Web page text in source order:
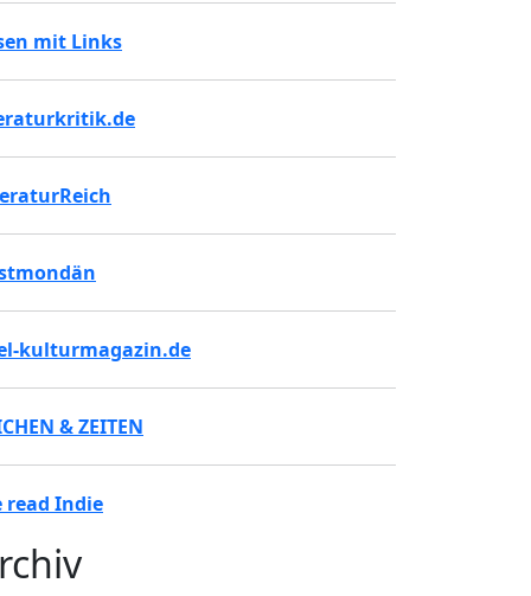
mit Links
kulturmagazin.de
& ZEITEN
read Indie